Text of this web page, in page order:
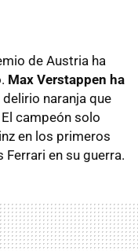
de Austria ha
Max Verstappen ha
naranja que
campeón solo
en los primeros
en su guerra.